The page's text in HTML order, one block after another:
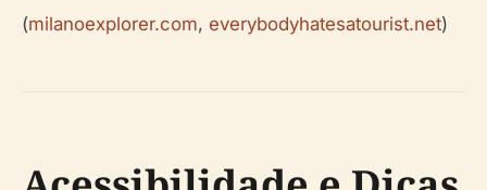
(milanoexplorer.com, everybodyhatesatourist.net)